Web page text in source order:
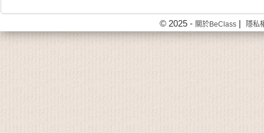
© 2025 - 關於BeClass | 隱私